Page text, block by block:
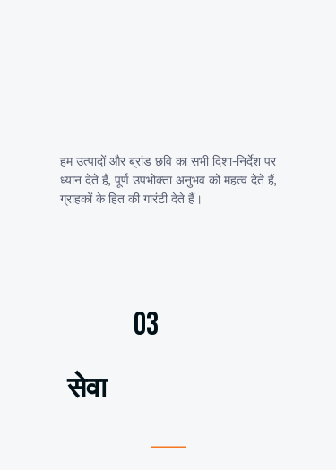
03
सेवा
हम उत्पादों और ब्रांड छवि का सभी दिशा-निर्देश पर
ध्यान देते हैं, पूर्ण उपभोक्ता अनुभव को महत्व देते हैं,
ग्राहकों के हित की गारंटी देते हैं।